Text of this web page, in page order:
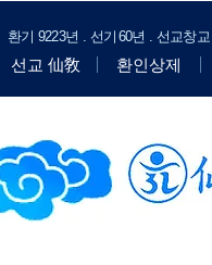
​환기 9223년 . 선기 60년 . 선교창교
선교 仙敎 환인상제